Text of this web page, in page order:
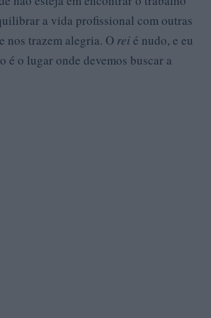
a vida profissional com outras
nos trazem alegria. O reié nudo, e eu
é o lugar onde devemos buscar a